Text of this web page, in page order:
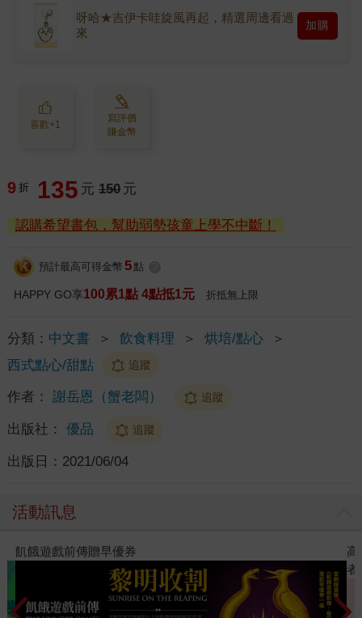
呀哈★吉伊卡哇旋風再起，精選周邊看過
來
加購
喜歡+1
寫評價
賺金幣
9 折 135 元 150 元
認購希望書包，幫助弱勢孩童上學不中斷！
預計最高可得金幣 5 點
HAPPY GO享100累1點 4點抵1元 折抵無上限
分類： 中文書 ＞ 飲食料理 ＞ 烘培/點心
＞
西式點心/甜點
追蹤
作者： 謝岳恩（蟹老闆） 追蹤
出版社： 優品 追蹤
出版日： 2021/06/04
活動訊息
高功能倖存者：如果不「有用」，我還值得被愛嗎？（限量作